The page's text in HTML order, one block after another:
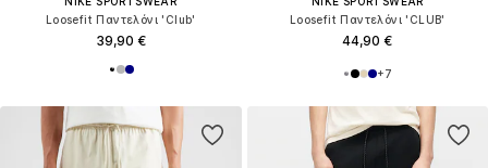
Loosefit Παντελόνι 'Club'
39,90 €
Loosefit Παντελόνι 'CLUB'
44,90 €
+7